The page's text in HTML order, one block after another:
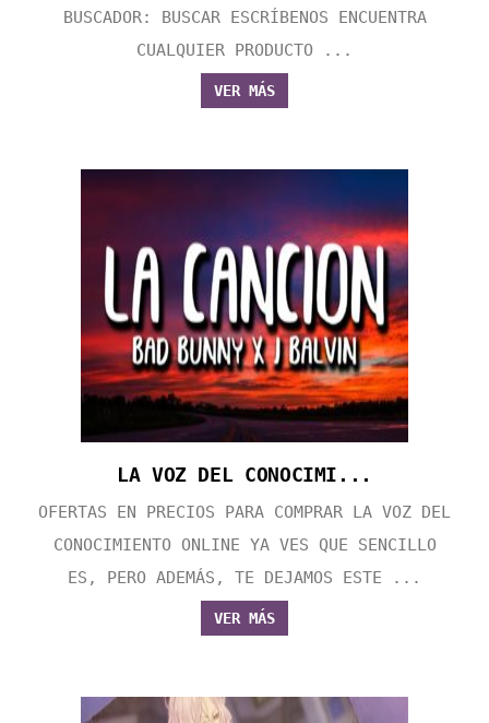
BUSCADOR: BUSCAR ESCRÍBENOS ENCUENTRA
CUALQUIER PRODUCTO ...
VER MÁS
LA VOZ DEL CONOCIMI...
OFERTAS EN PRECIOS PARA COMPRAR LA VOZ DEL
CONOCIMIENTO ONLINE YA VES QUE SENCILLO
ES, PERO ADEMÁS, TE DEJAMOS ESTE ...
VER MÁS